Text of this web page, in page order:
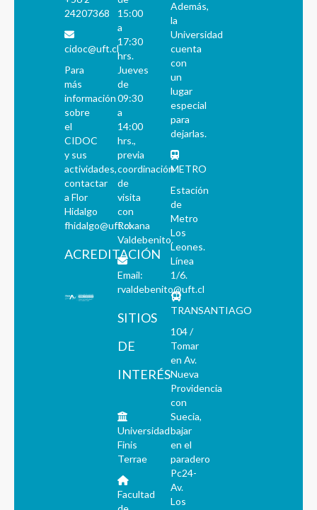
24207368
cidoc@uft.cl
Para
más
información
sobre
el
CIDOC
y sus
actividades,
contactar
a Flor
Hidalgo
fhidalgo@uft.cl
ACREDITACIÓN
15:00
a
17:30
hrs.
Jueves
de
09:30
a
14:00
hrs.,
previa
coordinación
de
visita
con
Roxana
Valdebenito.
Email:
rvaldebenito@uft.cl
SITIOS
DE
INTERÉS
Universidad
Finis
Terrae
Facultad
Además,
la
Universidad
cuenta
con
un
lugar
especial
para
dejarlas.
METRO
Estación
de
Metro
Los
Leones.
Línea
1/6.
TRANSANTIAGO
104 /
Tomar
en Av.
Nueva
Providencia
con
Suecia,
bajar
en el
paradero
Pc24-
Av.
Los